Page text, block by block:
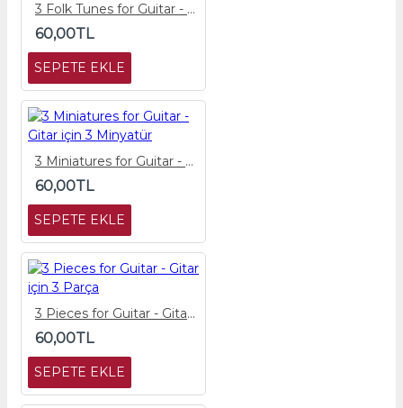
3 Folk Tunes for Guitar - Gitar için 3 Halk Türküsü
60,00TL
SEPETE EKLE
3 Miniatures for Guitar - Gitar için 3 Minyatür
60,00TL
SEPETE EKLE
3 Pieces for Guitar - Gitar için 3 Parça
60,00TL
SEPETE EKLE